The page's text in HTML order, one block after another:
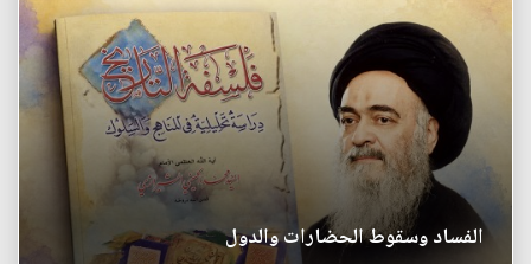
الفساد وسقوط الحضارات والدول